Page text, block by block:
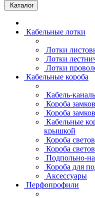
Каталог
Кабельные лотки
Лотки
Лотки
Лотки
Кабельные короба
Кабель-
Короба
Короба
Кабельные
крышкой
Короба
Короба
Подпольно-
Короба для
Аксессуары
Перфопрофили